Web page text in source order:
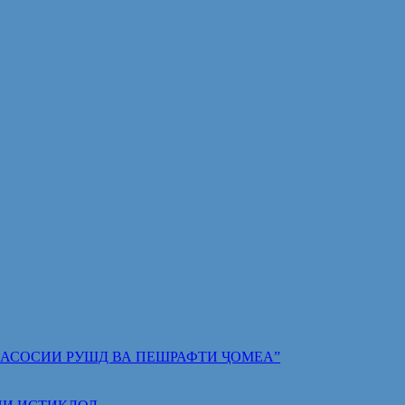
АСОСИИ РУШД ВА ПЕШРАФТИ ҶОМЕА”